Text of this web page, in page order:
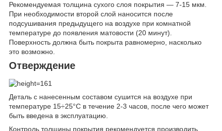
Рекомендуемая толщина сухого слоя покрытия — 7-15 мкм.
При необходимости второй слой наносится после
подсушивания предыдущего на воздухе при комнатной
температуре до появления матовости (20 минут).
Поверхность должна быть покрыта равномерно, насколько
это возможно.
Отверждение
Деталь с нанесенным составом сушится на воздухе при
температуре 15÷25°С в течение 2-3 часов, после чего может
быть введена в эксплуатацию.
Контроль толщины покрытия рекомендуется производить